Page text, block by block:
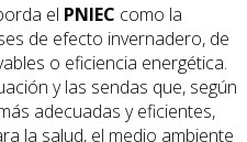
el PNIEC como la
de efecto invernadero, de
o eficiencia energética.
y las sendas que, según
adecuadas y eficientes,
la salud, el medio ambiente